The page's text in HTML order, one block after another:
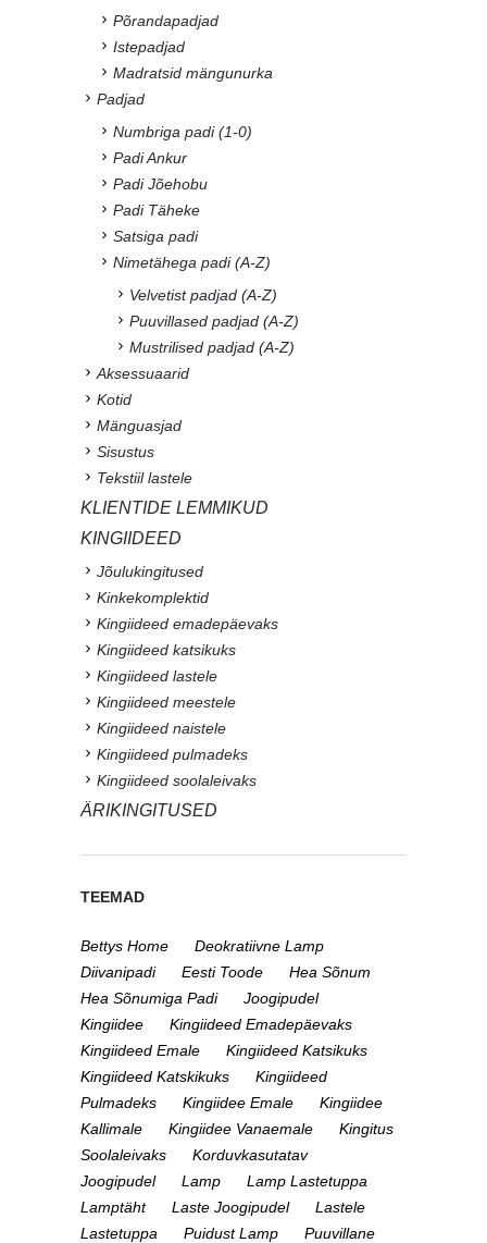
Põrandapadjad
Istepadjad
Madratsid mängunurka
Padjad
Numbriga padi (1-0)
Padi Ankur
Padi Jõehobu
Padi Täheke
Satsiga padi
Nimetähega padi (A-Z)
Velvetist padjad (A-Z)
Puuvillased padjad (A-Z)
Mustrilised padjad (A-Z)
Aksessuaarid
Kotid
Mänguasjad
Sisustus
Tekstiil lastele
KLIENTIDE LEMMIKUD
KINGIIDEED
Jõulukingitused
Kinkekomplektid
Kingiideed emadepäevaks
Kingiideed katsikuks
Kingiideed lastele
Kingiideed meestele
Kingiideed naistele
Kingiideed pulmadeks
Kingiideed soolaleivaks
ÄRIKINGITUSED
TEEMAD
Bettys Home
Deokratiivne Lamp
Diivanipadi
Eesti Toode
Hea Sõnum
Hea Sõnumiga Padi
Joogipudel
Kingiidee
Kingiideed Emadepäevaks
Kingiideed Emale
Kingiideed Katsikuks
Kingiideed Katskikuks
Kingiideed
Pulmadeks
Kingiidee Emale
Kingiidee
Kallimale
Kingiidee Vanaemale
Kingitus
Soolaleivaks
Korduvkasutatav
Joogipudel
Lamp
Lamp Lastetuppa
Lamptäht
Laste Joogipudel
Lastele
Lastetuppa
Puidust Lamp
Puuvillane